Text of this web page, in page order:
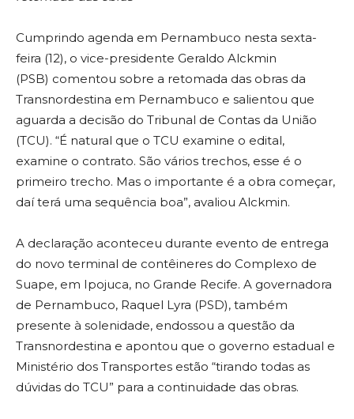
Cumprindo agenda em Pernambuco nesta sexta-
feira (12), o vice-presidente Geraldo Alckmin
(PSB) comentou sobre a retomada das obras da
Transnordestina em Pernambuco e salientou que
aguarda a decisão do Tribunal de Contas da União
(TCU). “É natural que o TCU examine o edital,
examine o contrato. São vários trechos, esse é o
primeiro trecho. Mas o importante é a obra começar,
daí terá uma sequência boa”, avaliou Alckmin.
A declaração aconteceu durante evento de entrega
do novo terminal de contêineres do Complexo de
Suape, em Ipojuca, no Grande Recife. A governadora
de Pernambuco, Raquel Lyra (PSD), também
presente à solenidade, endossou a questão da
Transnordestina e apontou que o governo estadual e
Ministério dos Transportes estão “tirando todas as
dúvidas do TCU” para a continuidade das obras.